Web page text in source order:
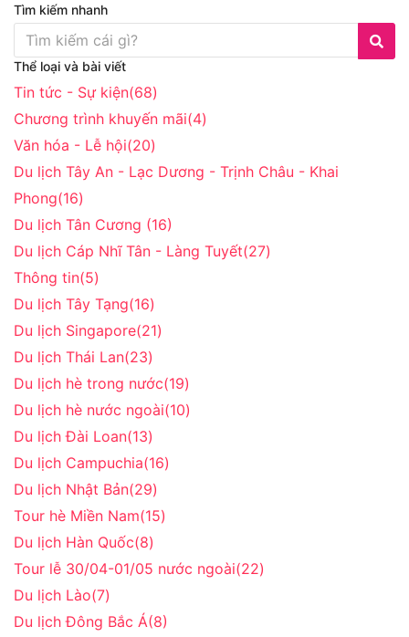
Tìm kiếm nhanh
Thể loại và bài viết
Tin tức - Sự kiện(68)
Chương trình khuyến mãi(4)
Văn hóa - Lễ hội(20)
Du lịch Tây An - Lạc Dương - Trịnh Châu - Khai
Phong(16)
Du lịch Tân Cương (16)
Du lịch Cáp Nhĩ Tân - Làng Tuyết(27)
Thông tin(5)
Du lịch Tây Tạng(16)
Du lịch Singapore(21)
Du lịch Thái Lan(23)
Du lịch hè trong nước(19)
Du lịch hè nước ngoài(10)
Du lịch Đài Loan(13)
Du lịch Campuchia(16)
Du lịch Nhật Bản(29)
Tour hè Miền Nam(15)
Du lịch Hàn Quốc(8)
Tour lễ 30/04-01/05 nước ngoài(22)
Du lịch Lào(7)
Du lịch Đông Bắc Á(8)